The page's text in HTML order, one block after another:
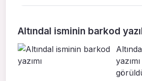
Altındal isminin barkod